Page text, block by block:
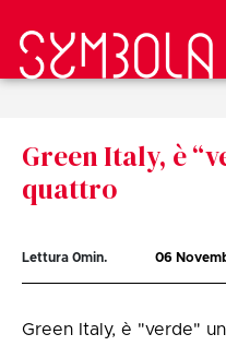
Green Italy, è
quattro
Lettura 0min. 06
Green Italy, è "verde"